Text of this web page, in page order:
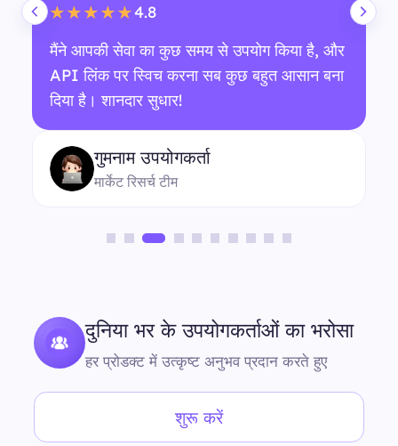
★★★★★4.8
मैंने आपकी सेवा का कुछ समय से उपयोग किया है, और
API लिंक पर स्विच करना सब कुछ बहुत आसान बना
दिया है। शानदार सुधार!
गुमनाम उपयोगकर्ता
मार्केट रिसर्च टीम
दुनिया भर के उपयोगकर्ताओं का भरोसा
हर प्रोडक्ट में उत्कृष्ट अनुभव प्रदान करते हुए
शुरू करें